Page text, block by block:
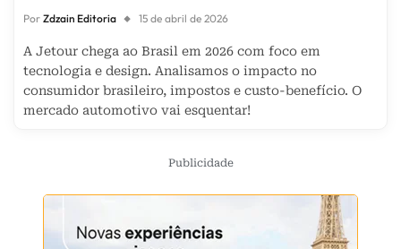
Por Zdzain Editoria 15 de abril de 2026
A Jetour chega ao Brasil em 2026 com foco em
tecnologia e design. Analisamos o impacto no
consumidor brasileiro, impostos e custo-benefício. O
mercado automotivo vai esquentar!
Publicidade